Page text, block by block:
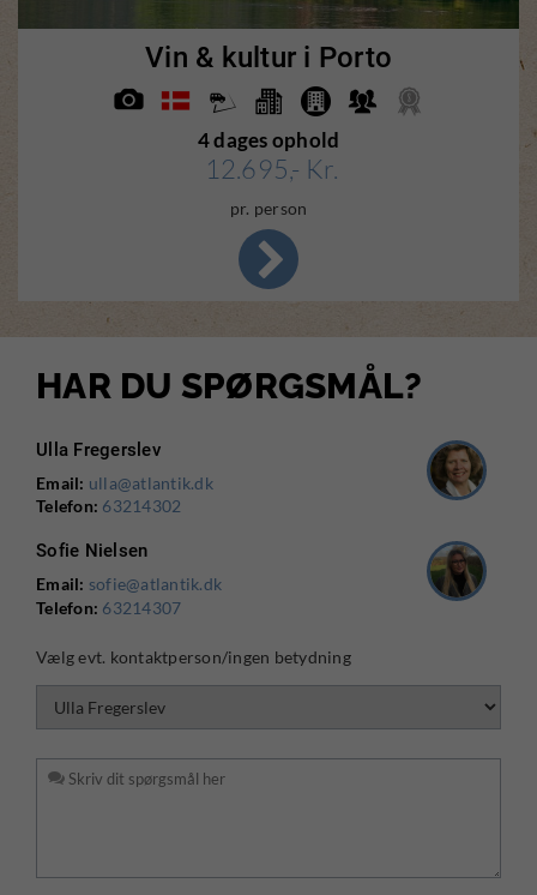
Vin & kultur i Porto
4 dages ophold
12.695,- Kr.
pr. person
HAR DU SPØRGSMÅL?
Ulla Fregerslev
Email: ulla@atlantik.dk
Telefon: 63214302
Sofie Nielsen
Email: sofie@atlantik.dk
Telefon: 63214307
Vælg evt. kontaktperson/ingen betydning